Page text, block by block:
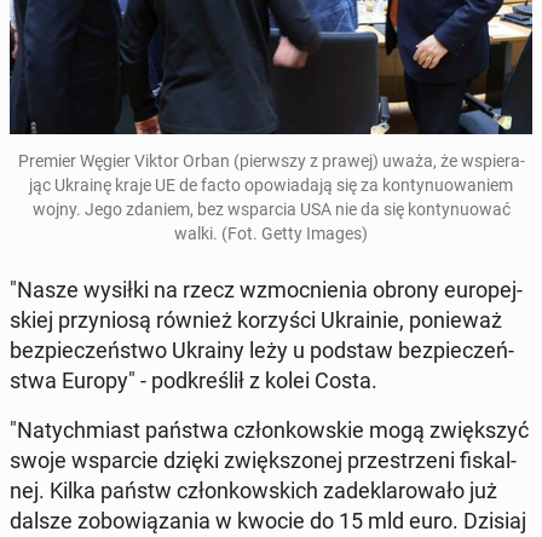
Premier Węgier Viktor Orban (pierw­szy z prawej) uważa, że wspie­ra­
jąc Ukrainę kraje UE de facto opo­wia­da­ją się za kon­ty­nu­owa­niem
wojny. Jego zdaniem, bez wspar­cia USA nie da się kon­ty­nu­ować
walki. (Fot. Getty Images)
"Nasze wysiłki na rzecz wzmoc­nie­nia obrony eu­ro­pej­
skiej przy­nio­są również ko­rzy­ści Ukra­inie, po­nie­waż
bez­pie­czeń­stwo Ukrainy leży u podstaw bez­pie­czeń­
stwa Europy" - pod­kre­ślił z kolei Costa.
"Na­tych­miast państwa człon­kow­skie mogą zwięk­szyć
swoje wspar­cie dzięki zwięk­szo­nej prze­strze­ni fi­skal­
nej. Kilka państw człon­kow­skich za­de­kla­ro­wa­ło już
dalsze zo­bo­wią­za­nia w kwocie do 15 mld euro. Dzisiaj